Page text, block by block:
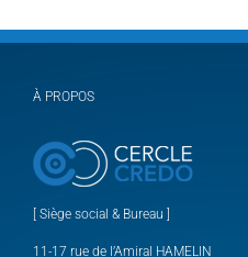
À PROPOS
[ Siège social & Bureau ]
11-17 rue de l’Amiral HAMELIN